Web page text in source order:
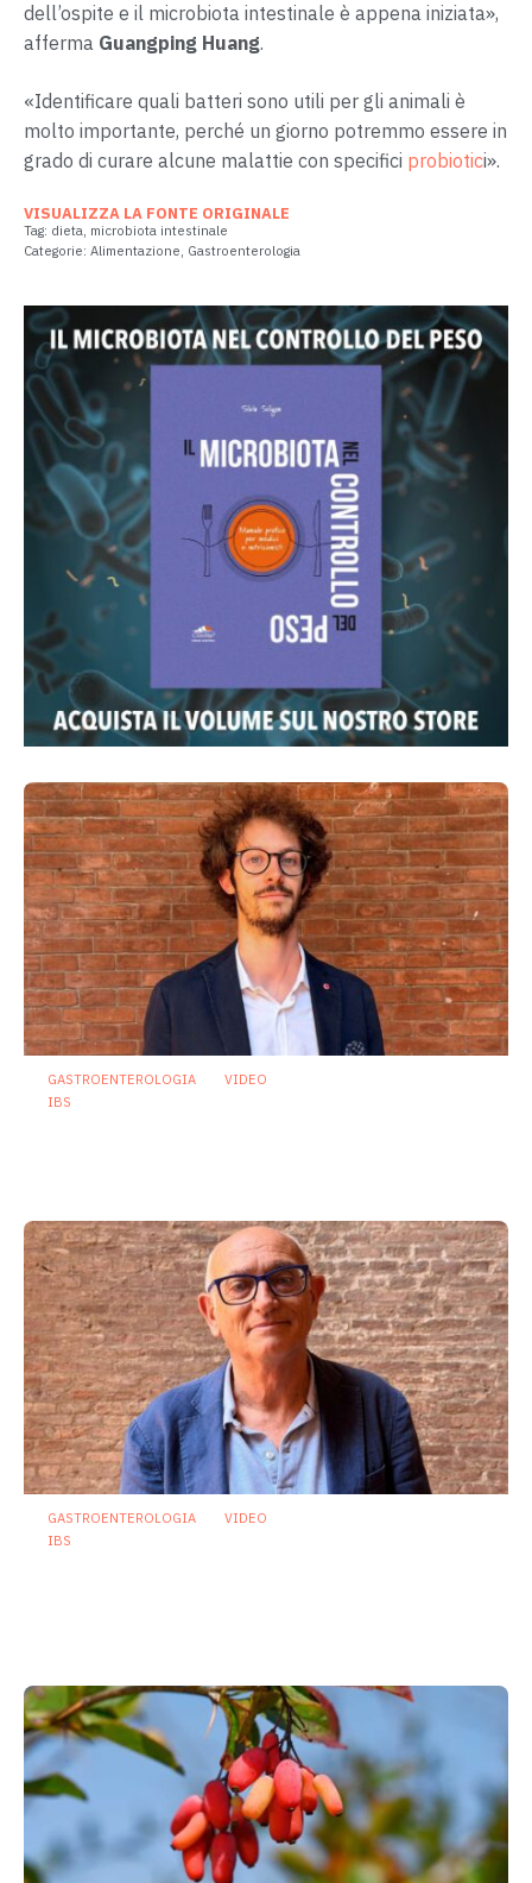
dell’ospite e il microbiota intestinale è appena iniziata»,
afferma Guangping Huang.
«Identificare quali batteri sono utili per gli animali è
molto importante, perché un giorno potremmo essere in
grado di curare alcune malattie con specifici probiotici».
VISUALIZZA LA FONTE ORIGINALE
Tag: dieta, microbiota intestinale
Categorie: Alimentazione, Gastroenterologia
GASTROENTEROLOGIA
VIDEO
IBS
GASTROENTEROLOGIA
VIDEO
IBS